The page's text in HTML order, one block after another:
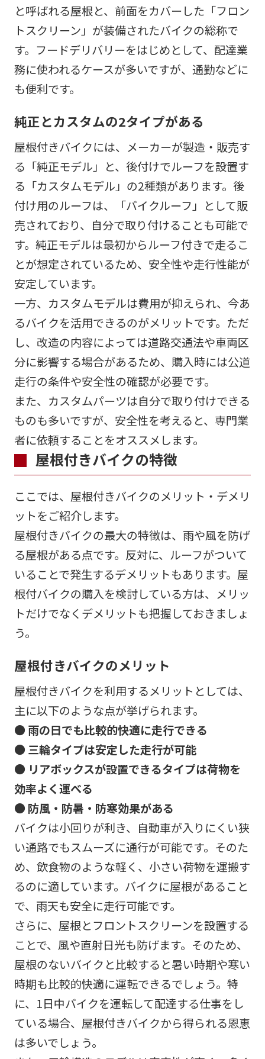
と呼ばれる屋根と、前面をカバーした「フロン
トスクリーン」が装備されたバイクの総称で
す。フードデリバリーをはじめとして、配達業
務に使われるケースが多いですが、通勤などに
も便利です。
純正とカスタムの2タイプがある
屋根付きバイクには、メーカーが製造・販売す
る「純正モデル」と、後付けでルーフを設置す
る「カスタムモデル」の2種類があります。後
付け用のルーフは、「バイクルーフ」として販
売されており、自分で取り付けることも可能で
す。純正モデルは最初からルーフ付きで走るこ
とが想定されているため、安全性や走行性能が
安定しています。
一方、カスタムモデルは費用が抑えられ、今あ
るバイクを活用できるのがメリットです。ただ
し、改造の内容によっては道路交通法や車両区
分に影響する場合があるため、購入時には公道
走行の条件や安全性の確認が必要です。
また、カスタムパーツは自分で取り付けできる
ものも多いですが、安全性を考えると、専門業
者に依頼することをオススメします。
屋根付きバイクの特徴
ここでは、屋根付きバイクのメリット・デメリ
ットをご紹介します。
屋根付きバイクの最大の特徴は、雨や風を防げ
る屋根がある点です。反対に、ルーフがついて
いることで発生するデメリットもあります。屋
根付バイクの購入を検討している方は、メリッ
トだけでなくデメリットも把握しておきましょ
う。
屋根付きバイクのメリット
屋根付きバイクを利用するメリットとしては、
主に以下のような点が挙げられます。
● 雨の日でも比較的快適に走行できる
● 三輪タイプは安定した走行が可能
● リアボックスが設置できるタイプは荷物を
効率よく運べる
● 防風・防暑・防寒効果がある
バイクは小回りが利き、自動車が入りにくい狭
い通路でもスムーズに通行が可能です。そのた
め、飲食物のような軽く、小さい荷物を運搬す
るのに適しています。バイクに屋根があること
で、雨天も安全に走行可能です。
さらに、屋根とフロントスクリーンを設置する
ことで、風や直射日光も防げます。そのため、
屋根のないバイクと比較すると暑い時期や寒い
時期も比較的快適に運転できるでしょう。特
に、1日中バイクを運転して配達する仕事をし
ている場合、屋根付きバイクから得られる恩恵
は多いでしょう。